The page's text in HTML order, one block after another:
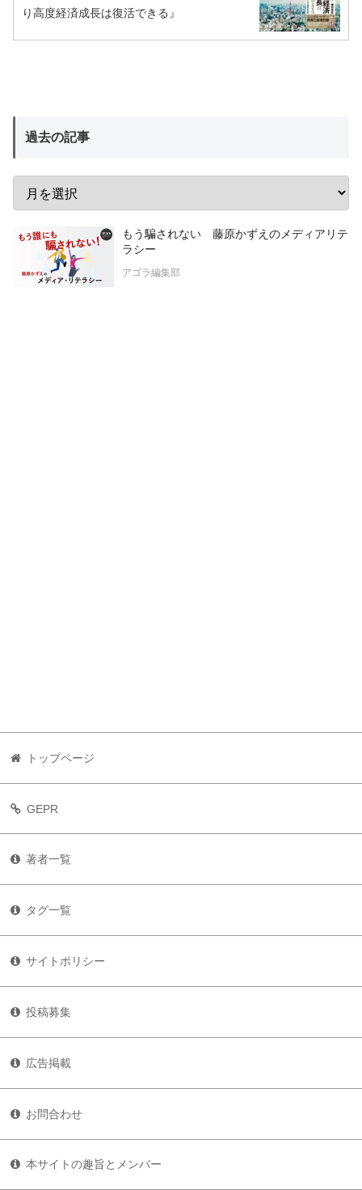
り高度経済成長は復活できる』
過去の記事
もう騙されない 藤原かずえのメディアリテ
ラシー
アゴラ編集部
トップページ
GEPR
著者一覧
タグ一覧
サイトポリシー
投稿募集
広告掲載
お問合わせ
本サイトの趣旨とメンバー